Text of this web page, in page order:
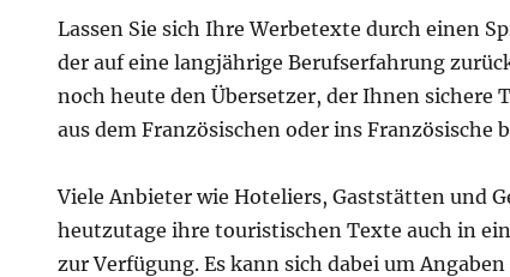
Lassen Sie sich Ihre Werbetexte durch einen
der auf eine langjährige Berufserfahrung
noch heute den Übersetzer, der Ihnen sichere
aus dem Französischen oder ins Französische
Viele Anbieter wie Hoteliers, Gaststätten und
heutzutage ihre touristischen Texte auch in
zur Verfügung. Es kann sich dabei um